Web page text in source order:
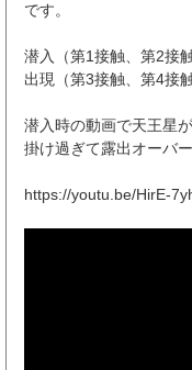
です。
潜入（第1接触、第2接
出現（第3接触、第4接
潜入時の動画で天王星
掛け過ぎて露出オーバ
https://youtu.be/HirE-